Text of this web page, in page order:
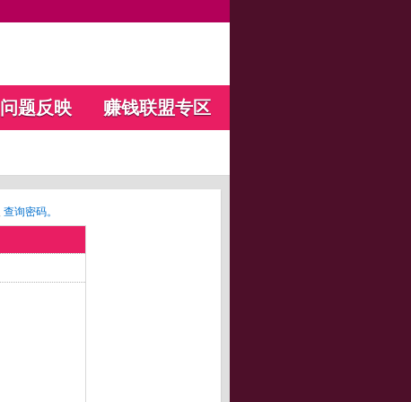
问题反映 赚钱联盟专区
查询密码。